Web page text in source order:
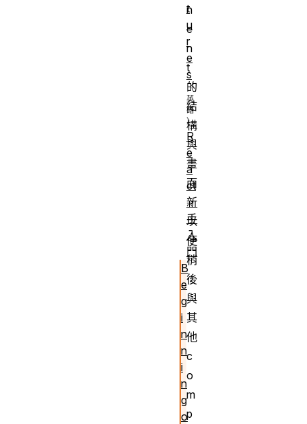
n
e
n
t
的
結
構
與
畫
面
，
以
便
稍
後
與
其
他
c
o
m
p
t
u
r
e
s
R
e
a
ct
新
手
入
門
B
e
g
i
n
n
i
n
g
o